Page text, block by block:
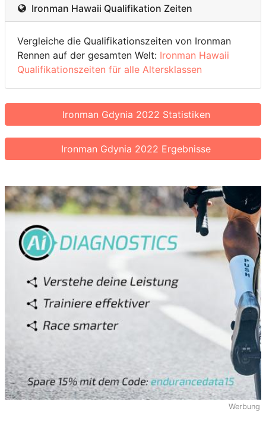
Ironman Hawaii Qualifikation Zeiten
Vergleiche die Qualifikationszeiten von Ironman
Rennen auf der gesamten Welt: Ironman Hawaii
Qualifikationszeiten für alle Altersklassen
Ironman Gdynia 2022 Statistiken
Ironman Gdynia 2022 Ergebnisse
Werbung